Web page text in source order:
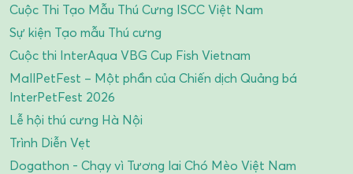
Cuộc Thi Tạo Mẫu Thú Cưng ISCC Việt Nam
Sự kiện Tạo mẫu Thú cưng
Cuộc thi InterAqua VBG Cup Fish Vietnam
MallPetFest – Một phần của Chiến dịch Quảng bá
InterPetFest 2026
Lễ hội thú cưng Hà Nội
Trình Diễn Vẹt
Dogathon - Chạy vì Tương lai Chó Mèo Việt Nam